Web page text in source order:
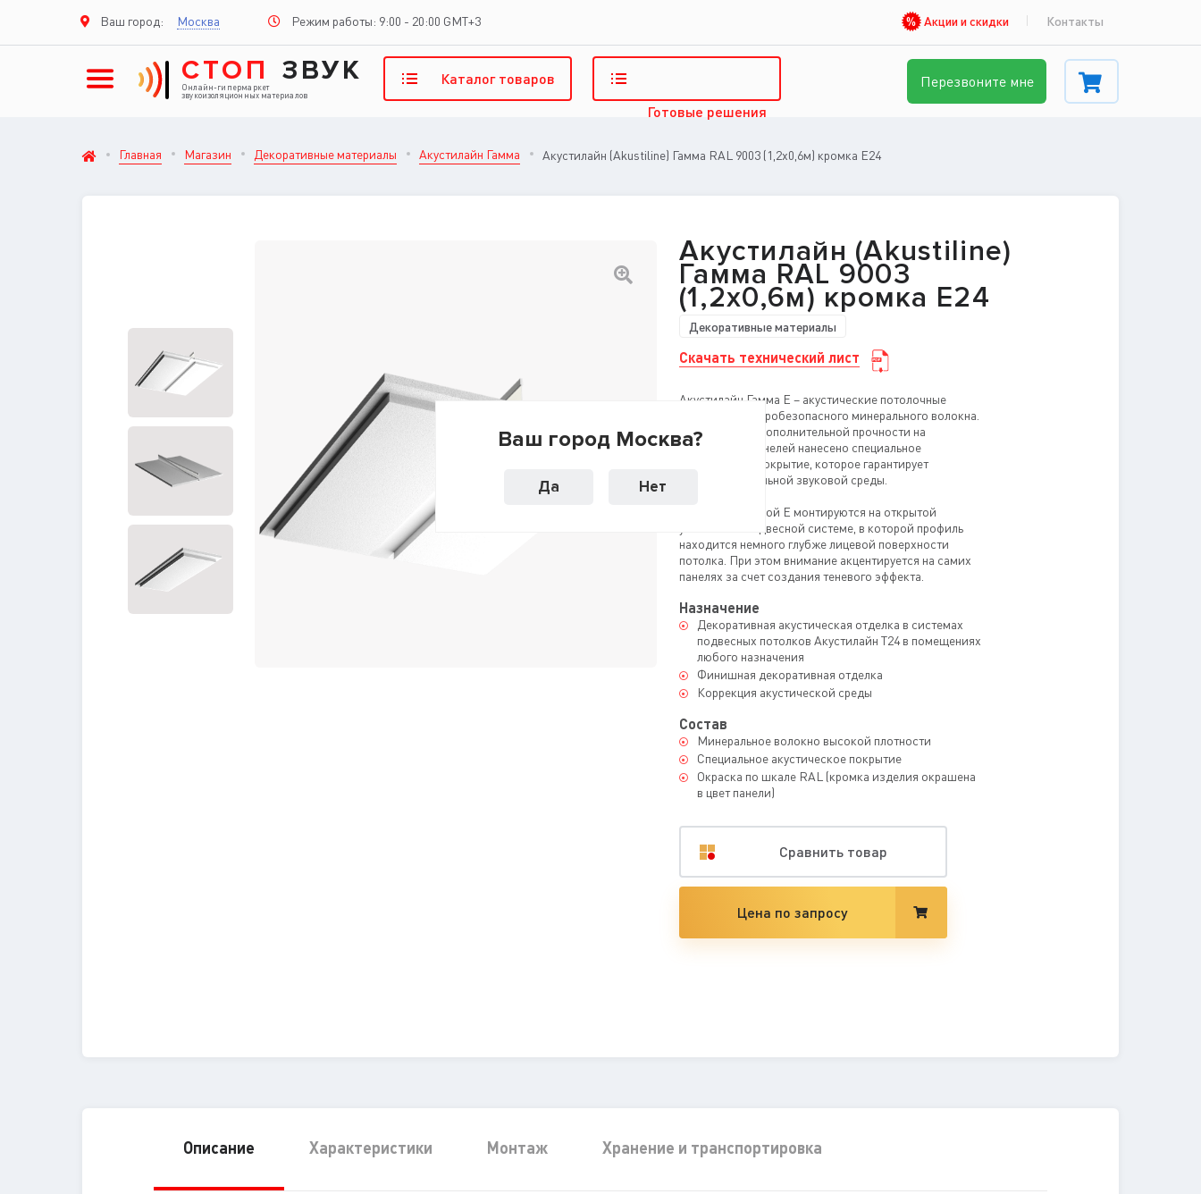
Ваш город: Москва
Ваш город Москва?
Да Нет
Режим работы: 9:00 - 20:00 GMT+3 Акции и скидки Контакты
СТОП ЗВУК
Онлайн-гипермаркет
звукоизоляционных материалов
Каталогтоваров
Готовые решения
Перезвоните мне
Главная Магазин Декоративные материалы Акустилайн Гамма Акустилайн (Akustiline) Гамма RAL 9003 (1,2x0,6м) кромка E24
Акустилайн (Akustiline)
Гамма RAL 9003
(1,2x0,6м) кромка E24
Декоративные материалы
Скачать технический лист
Акустилайн Гамма E – акустические потолочные
панели из пожаробезопасного минерального волокна.
Для придания дополнительной прочности на
поверхность панелей нанесено специальное
акустическое покрытие, которое гарантирует
создание идеальной звуковой среды.
Панели с кромкой Е монтируются на открытой
утопленной подвесной системе, в которой профиль
находится немного глубже лицевой поверхности
потолка. При этом внимание акцентируется на самих
панелях за счет создания теневого эффекта.
Назначение
Декоративная акустическая отделка в системах
подвесных потолков Акустилайн Т24 в помещениях
любого назначения
Финишная декоративная отделка
Коррекция акустической среды
Состав
Минеральное волокно высокой плотности
Специальное акустическое покрытие
Окраска по шкале RAL (кромка изделия окрашена
в цвет панели)
Сравнить товар
Цена по запросу
Описание Характеристики Монтаж Хранение и транспортировка